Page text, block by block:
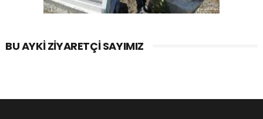
BU AYKI ZIYARETÇI SAYIMIZ